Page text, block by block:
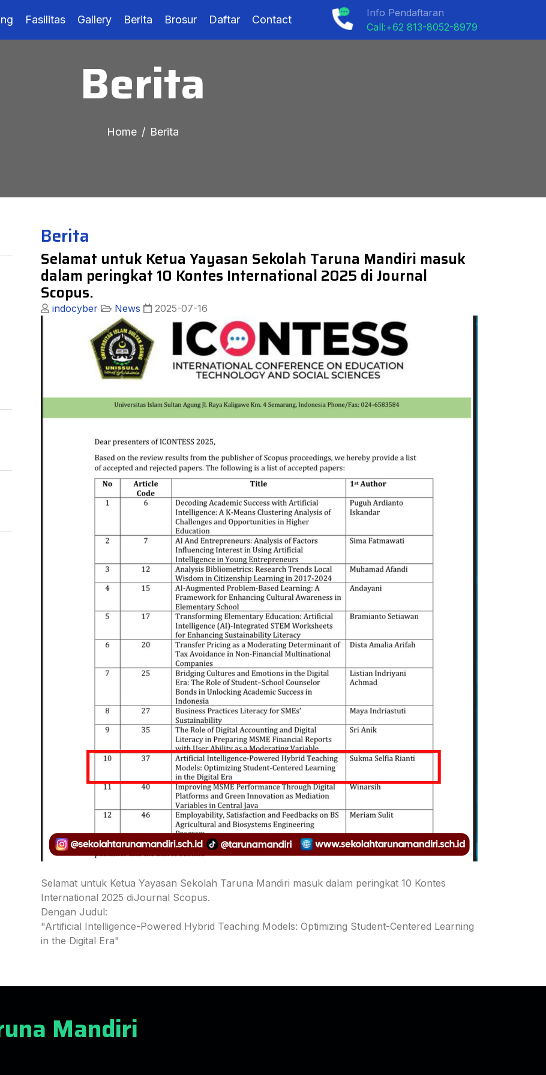
Fasilitas Gallery Berita Brosur Daftar Contact
Info Pendaftaran
Call:+62 813-8052-8979
Berita
Home Berita
Berita
Selamat untuk Ketua Yayasan Sekolah Taruna Mandiri masuk
dalam peringkat 10 Kontes International 2025 di Journal
Scopus.
indocyber News 2025-07-16
Selamat untuk Ketua Yayasan Sekolah Taruna Mandiri masuk dalam peringkat 10 Kontes
International 2025 diJournal Scopus.
Dengan Judul:
"Artificial Intelligence-Powered Hybrid Teaching Models: Optimizing Student-Centered Learning
in the Digital Era"
Mandiri